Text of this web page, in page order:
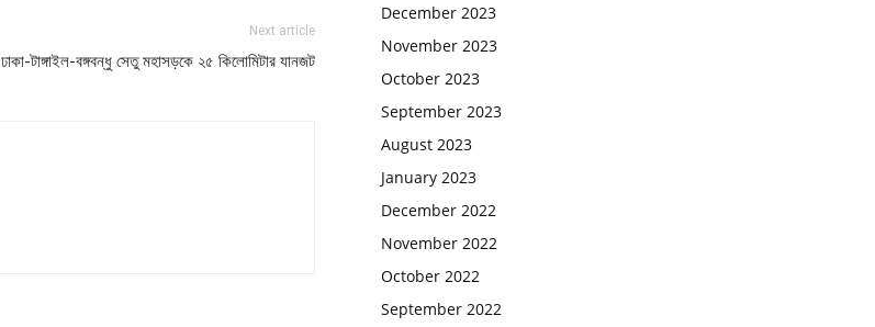
Next article
ঢাকা-টাঙ্গাইল-বঙ্গবন্ধু সেতু মহাসড়কে ২৫ কিলোমিটার যানজট
December 2023
November 2023
October 2023
September 2023
August 2023
January 2023
December 2022
November 2022
October 2022
September 2022